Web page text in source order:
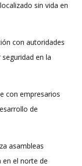
sin vida en
con autoridades
seguridad en la
con empresarios
de
asambleas
el norte de